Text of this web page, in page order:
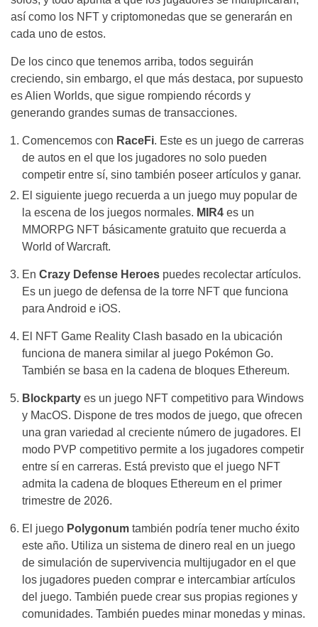
así como los NFT y criptomonedas que se generarán en
cada uno de estos.
De los cinco que tenemos arriba, todos seguirán
creciendo, sin embargo, el que más destaca, por supuesto
es Alien Worlds, que sigue rompiendo récords y
generando grandes sumas de transacciones.
Comencemos con RaceFi. Este es un juego de carreras
de autos en el que los jugadores no solo pueden
competir entre sí, sino también poseer artículos y ganar.
El siguiente juego recuerda a un juego muy popular de
la escena de los juegos normales. MIR4es un
MMORPG NFT básicamente gratuito que recuerda a
World of Warcraft.
En Crazy Defense Heroespuedes recolectar artículos.
Es un juego de defensa de la torre NFT que funciona
para Android e iOS.
El NFT Game Reality Clash basado en la ubicación
funciona de manera similar al juego Pokémon Go.
También se basa en la cadena de bloques Ethereum.
Blockpartyes un juego NFT competitivo para Windows
y MacOS. Dispone de tres modos de juego, que ofrecen
una gran variedad al creciente número de jugadores. El
modo PVP competitivo permite a los jugadores competir
entre sí en carreras. Está previsto que el juego NFT
admita la cadena de bloques Ethereum en el primer
trimestre de 2026.
El juego Polygonumtambién podría tener mucho éxito
este año. Utiliza un sistema de dinero real en un juego
de simulación de supervivencia multijugador en el que
los jugadores pueden comprar e intercambiar artículos
del juego. También puede crear sus propias regiones y
comunidades. También puedes minar monedas y minas.